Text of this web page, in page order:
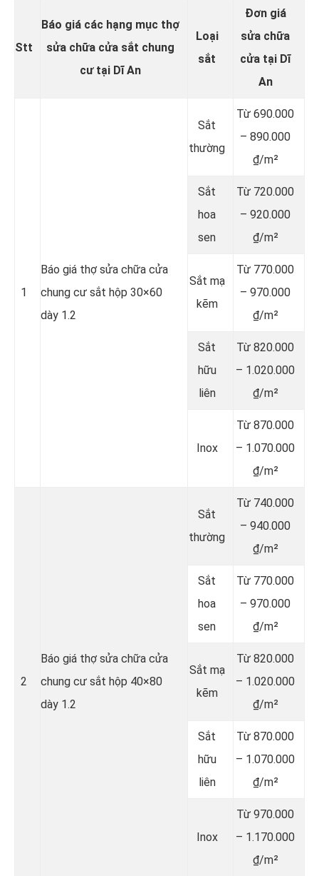
Stt
Báo giá các hạng mục thợ
sửa chữa cửa sắt chung
cư tại Dĩ An
Loại
sắt
Đơn giá
sửa chữa
cửa tại Dĩ
An
1
Báo giá thợ sửa chữa cửa
chung cư sắt hộp 30×60
dày 1.2
Sắt
thường
Từ 690.000
– 890.000
₫/m²
Sắt
hoa
sen
Từ 720.000
– 920.000
₫/m²
Sắt mạ
kẽm
Từ 770.000
– 970.000
₫/m²
Sắt
hữu
liên
Từ 820.000
– 1.020.000
₫/m²
Inox
Từ 870.000
– 1.070.000
₫/m²
2
Báo giá thợ sửa chữa cửa
chung cư sắt hộp 40×80
dày 1.2
Sắt
thường
Từ 740.000
– 940.000
₫/m²
Sắt
hoa
sen
Từ 770.000
– 970.000
₫/m²
Sắt mạ
kẽm
Từ 820.000
– 1.020.000
₫/m²
Sắt
hữu
liên
Từ 870.000
– 1.070.000
₫/m²
Inox
Từ 970.000
– 1.170.000
₫/m²